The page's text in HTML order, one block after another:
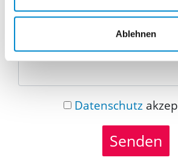
Ablehnen
Datenschutz
Senden